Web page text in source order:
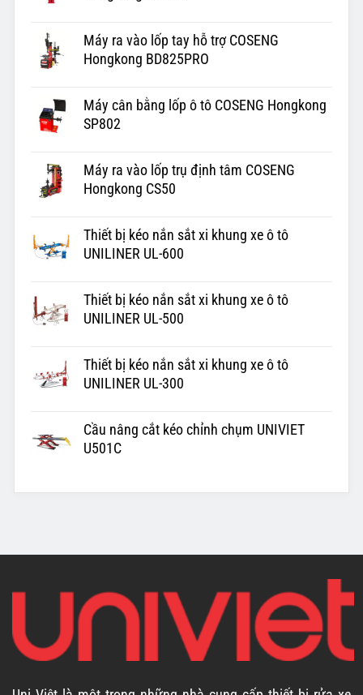
Máy ra vào lốp tay hỗ trợ COSENG
Hongkong BD825PRO
Máy cân bằng lốp ô tô COSENG Hongkong
SP802
Máy ra vào lốp trụ định tâm COSENG
Hongkong CS50
Thiết bị kéo nắn sắt xi khung xe ô tô
UNILINER UL-600
Thiết bị kéo nắn sắt xi khung xe ô tô
UNILINER UL-500
Thiết bị kéo nắn sắt xi khung xe ô tô
UNILINER UL-300
Cầu nâng cắt kéo chỉnh chụm UNIVIET
U501C